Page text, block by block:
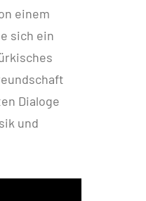
einem
sich ein
Dialoge
und